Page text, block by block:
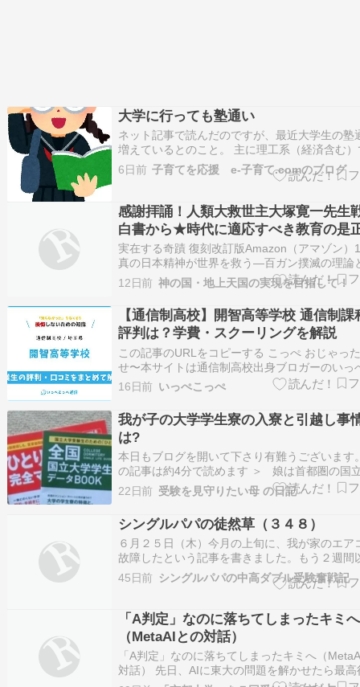
大学に行っても塾通い
ネット記事で読んだのですが、最近大学生の塾
増えているとのこと。 主に理工系（経済含む
や物理系の科目の単位を取りこぼし、留年や退
機になり、塾の単位取得コースへということら
入試で入学した学生だそうです。 …
6日前 子育てを応援 e-子育て.comのブログ
感謝拝誦！人類大救世主大塚寛一先生
白書から★時代に適応すべき教育の是
実在する奇蹟 復刻改訂版Amazon（アマゾン）
真の日本精神が世界を救う―百ガン撲滅の理論
Amazon（アマゾン）1,900〜19,890円 ★時代
すべき教育の是正 国民の教育は、国家の盛衰
る影響あり。その教育にも種々あるが大別すれ
校教育…
12日前 神の国・地上天国の実現を目指して！
【通信制高校】開智高等学校 通信制課
評判は？学費・スクーリングを解説
この記事のURLをコピーする こっぺ おじゃっ
せ〜本サイトは通信制高校出身ブロガーのいっ
（@ippecoppe_blog ）とこっぺが運営してい
です 本記事では開智高等学校 通信制課程の学
ス、スクーリング、入試、口コミの見方につい
情報をもとにまとめ…
16日前 いっぺこっぺ
我が子の大学学生寮の入寮と引越し事
は?
本日もブログを開いて下さり有難うございます
の記事は約4分で読めます ＞ 娘は首都圏の国
理系学生です。 大1,2は大学学生寮で過ごして
らシェアハウスに移りました。 学生寮のパン
で今回は、我が子の場合の 大学学生寮の入寮
事情についてです…
22日前 受験を見守りたい母 の日記
シングルパパの徒然草（３４８）
６月２５日（木）今月の上旬に、我が家のエア
故障したという記事を書きました。もう２週間
のことですが、ようやく業者のアポイントが確
した。７月の上旬です。故障発生で危機感を持
め、この機会に買い替えようと思い、故障修
45日前 シングルパパの中高ダブル受験奮戦記
「A判定」なのに落ちてしまったキミへ
（MetaAIとの対話）
「A判定」なのに落ちてしまったキミへ（
対話） 先日、AIに東大の問題を解かせたら最高